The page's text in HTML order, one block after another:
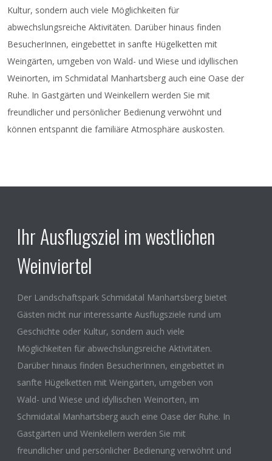
Kultur, sondern auch viele Möglichkeiten für
abwechslungsreiche Aktivitäten. Darüber hinaus finden
BesucherInnen, eingebettet in sanfte Hügelketten mit
Weingärten, umgeben von Wald- und Wiese und idyllischen
Weinorten, im Schmidatal Manhartsberg auch eine Oase der
Ruhe. In Gastgärten und Weinkellern werden Sie mit
freundlicher und persönlicher Bedienung verwöhnt und
können entspannt die familiäre Atmosphäre auskosten.
Ihr Ausflugsziel im westlichen
Weinviertel
Der Landschaftspark Schmidatal Manhartsberg bietet
Gästen nicht nur interessante Ausflugsziele rund um
Geschichte oder Kultur, sondern auch viele
Möglichkeiten für abwechslungsreiche Aktivitäten.
Darüber hinaus finden BesucherInnen, eingebettet in
sanfte Hügelketten mit Weingärten, umgeben von
Wald- und Wiese und idyllischen Weinorten, im
Schmidatal Manhartsberg auch eine Oase der Ruhe. In
Gastgärten und Weinkellern werden Sie mit
freundlicher und persönlicher Bedienung verwöhnt und